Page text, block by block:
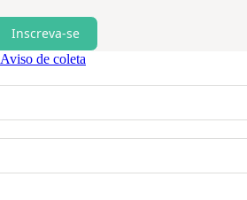
Inscreva-se
Aviso de coleta